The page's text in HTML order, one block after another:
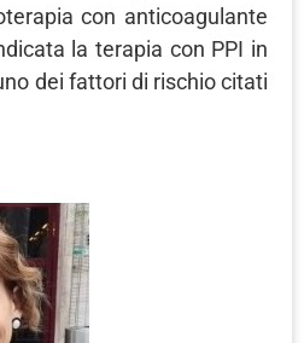
con anticoagulante
la terapia con PPI in
dei fattori di rischio citati